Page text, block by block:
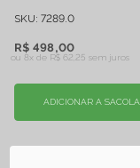
SKU: 7289.0
R$ 498,00
ou 8x de R$ 62,25 sem juros
ADICIONAR A SACOLA